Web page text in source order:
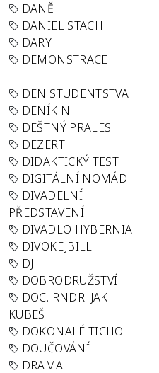
DANĚ
DANIEL STACH
DARY
DEMONSTRACE
DEN STUDENTSTVA
DENÍK N
DEŠTNÝ PRALES
DEZERT
DIDAKTICKÝ TEST
DIGITÁLNÍ NOMÁD
DIVADELNÍ
PŘEDSTAVENÍ
DIVADLO HYBERNIA
DIVOKEJBILL
DJ
DOBRODRUŽSTVÍ
DOC. RNDR. JAK
KUBEŠ
DOKONALÉ TICHO
DOUČOVÁNÍ
DRAMA